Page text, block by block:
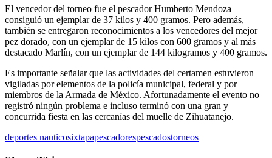
El vencedor del torneo fue el pescador Humberto Mendoza
consiguió un ejemplar de 37 kilos y 400 gramos. Pero además,
también se entregaron reconocimientos a los vencedores del mejor
pez dorado, con un ejemplar de 15 kilos con 600 gramos y al más
destacado Marlín, con un ejemplar de 144 kilogramos y 400 gramos.
Es importante señalar que las actividades del certamen estuvieron
vigiladas por elementos de la policía municipal, federal y por
miembros de la Armada de México. Afortunadamente el evento no
registró ningún problema e incluso terminó con una gran y
concurrida fiesta en las cercanías del muelle de Zihuatanejo.
deportes nauticosixtapapescadorespescadostorneos